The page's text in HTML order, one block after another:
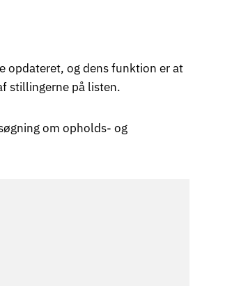
opdateret, og dens funktion er at
stillingerne på listen.
om opholds- og